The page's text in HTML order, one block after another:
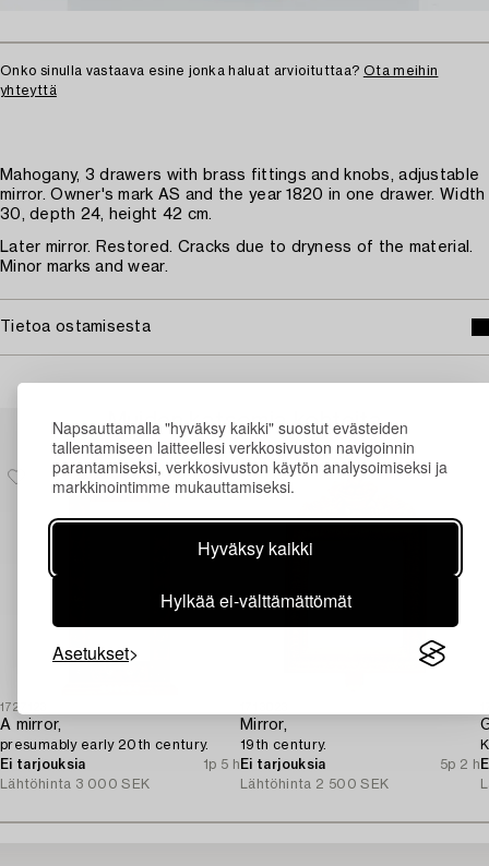
Napsauttamalla "hyväksy kaikki" suostut evästeiden
tallentamiseen laitteellesi verkkosivuston navigoinnin
parantamiseksi, verkkosivuston käytön analysoimiseksi ja
markkinointimme mukauttamiseksi.
Hyväksy kaikki
Hylkää ei-välttämättömät
Asetukset
Onko sinulla vastaava esine jonka haluat arvioituttaa? Ota meihin
yhteyttä
Mahogany, 3 drawers with brass fittings and knobs, adjustable
mirror. Owner's mark AS and the year 1820 in one drawer. Width
30, depth 24, height 42 cm.
Later mirror. Restored. Cracks due to dryness of the material.
Minor marks and wear.
Tietoa ostamisesta
Muiden katsomia kohteita
1727123
A mirror,
presumably early 20th century.
Ei tarjouksia
1p 5 h
Lähtöhinta 3 000 SEK
Mirror,
19th century.
Ei tarjouksia
5p 2 h
Lähtöhinta 2 500 SEK